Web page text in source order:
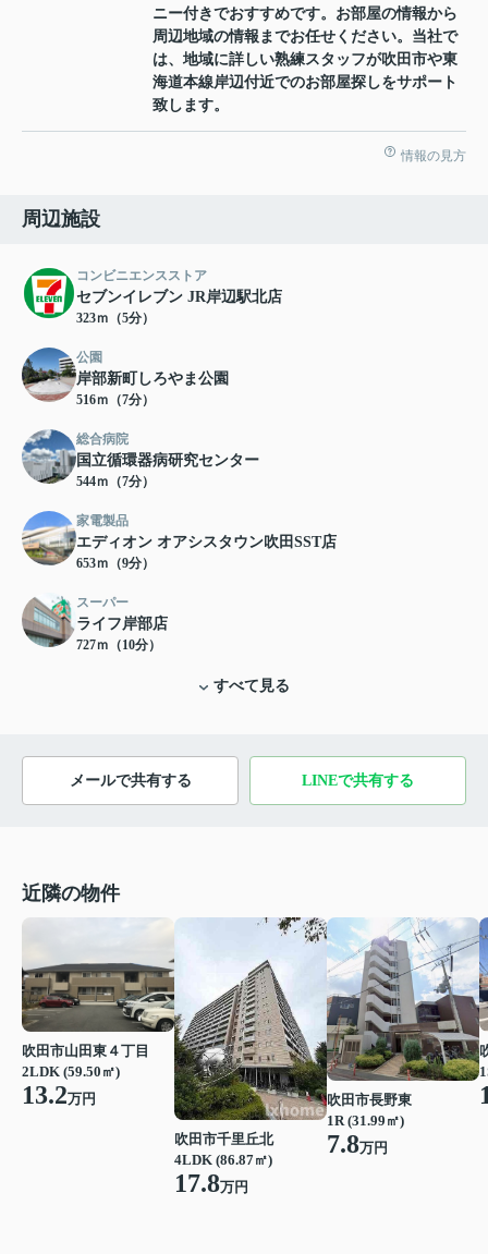
ニー付きでおすすめです。お部屋の情報から
周辺地域の情報までお任せください。当社で
は、地域に詳しい熟練スタッフが吹田市や東
海道本線岸辺付近でのお部屋探しをサポート
致します。
情報の見方
周辺施設
コンビニエンスストア
セブンイレブン JR岸辺駅北店
323ｍ（5分）
公園
岸部新町しろやま公園
516ｍ（7分）
総合病院
国立循環器病研究センター
544ｍ（7分）
家電製品
エディオン オアシスタウン吹田SST店
653ｍ（9分）
スーパー
ライフ岸部店
727ｍ（10分）
すべて見る
メールで共有する LINEで共有する
近隣の物件
吹田市山田東４丁目
2LDK (59.50㎡)
13.2万円
吹田市千里丘北
4LDK (86.87㎡)
17.8万円
吹田市長野東
1R (31.99㎡)
7.8万円